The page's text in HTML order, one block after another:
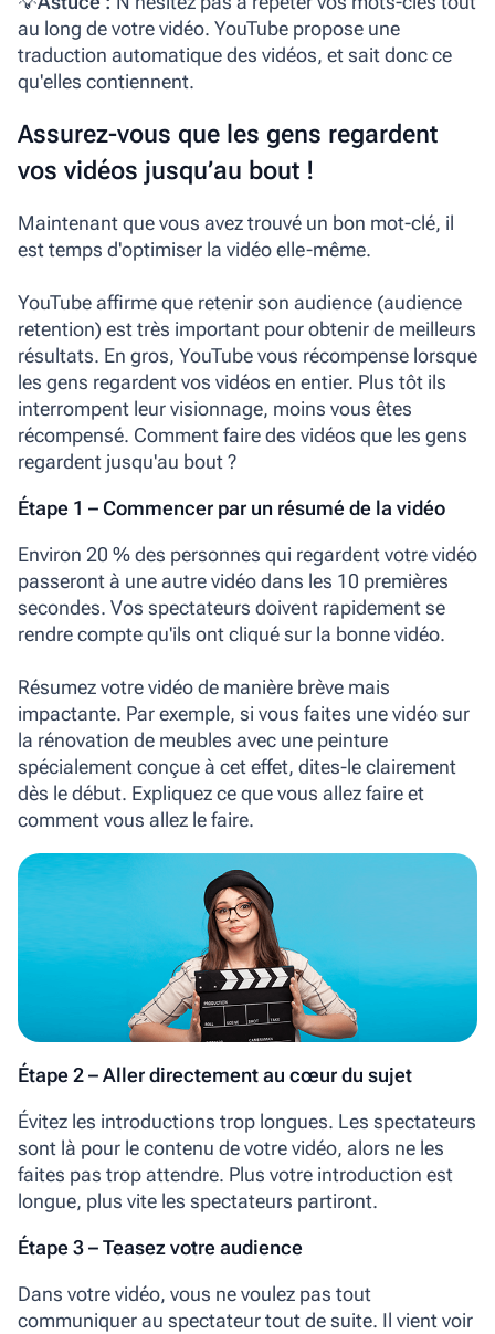
au long de votre vidéo. YouTube propose une
traduction automatique des vidéos, et sait donc ce
qu'elles contiennent.
Assurez-vous que les gens regardent
vos vidéos jusqu’au bout !
Maintenant que vous avez trouvé un bon mot-clé, il
est temps d'optimiser la vidéo elle-même.
YouTube affirme que retenir son audience (audience
retention) est très important pour obtenir de meilleurs
résultats. En gros, YouTube vous récompense lorsque
les gens regardent vos vidéos en entier. Plus tôt ils
interrompent leur visionnage, moins vous êtes
récompensé. Comment faire des vidéos que les gens
regardent jusqu'au bout ?
Étape 1 – Commencer par un résumé de la vidéo
Environ 20 % des personnes qui regardent votre vidéo
passeront à une autre vidéo dans les 10 premières
secondes. Vos spectateurs doivent rapidement se
rendre compte qu'ils ont cliqué sur la bonne vidéo.
Résumez votre vidéo de manière brève mais
impactante. Par exemple, si vous faites une vidéo sur
la rénovation de meubles avec une peinture
spécialement conçue à cet effet, dites-le clairement
dès le début. Expliquez ce que vous allez faire et
comment vous allez le faire.
Étape 2 – Aller directement au cœur du sujet
Évitez les introductions trop longues. Les spectateurs
sont là pour le contenu de votre vidéo, alors ne les
faites pas trop attendre. Plus votre introduction est
longue, plus vite les spectateurs partiront.
Étape 3 – Teasez votre audience
Dans votre vidéo, vous ne voulez pas tout
communiquer au spectateur tout de suite. Il vient voir